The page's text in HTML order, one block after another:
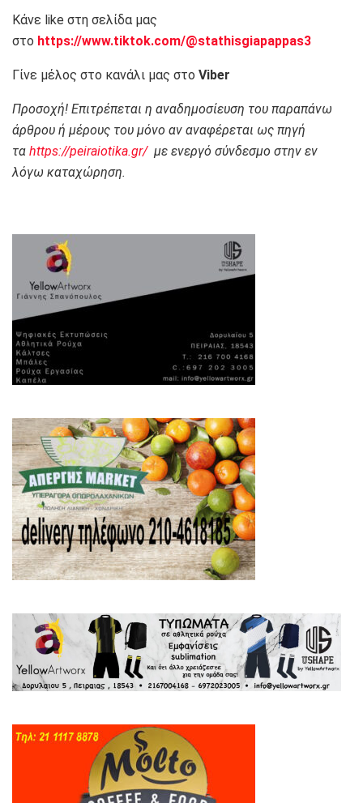
Κάνε like στη σελίδα μας
στο https://www.tiktok.com/@stathisgiapappas3
Γίνε μέλος στο κανάλι μας στο Viber
Προσοχή! Επιτρέπεται η αναδημοσίευση του παραπάνω
άρθρου ή μέρους του μόνο αν αναφέρεται ως πηγή
τα https://peiraiotika.gr/με ενεργό σύνδεσμο στην εν
λόγω καταχώρηση.